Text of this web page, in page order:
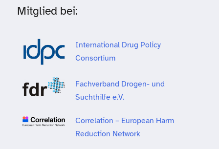
Mitglied bei:
International Drug Policy
Consortium
Fachverband Drogen- und
Suchthilfe e.V.
Correlation – European Harm
Reduction Network